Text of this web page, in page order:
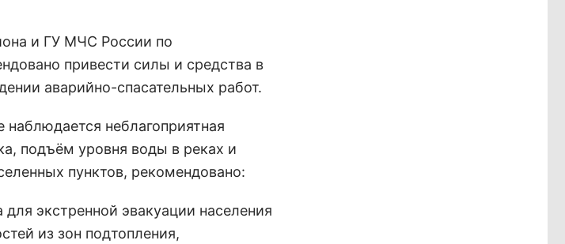
и ГУ МЧС России по
привести силы и средства в
аварийно-спасательных работ.
наблюдается неблагоприятная
подъём уровня воды в реках и
пунктов, рекомендовано:
для экстренной эвакуации населения
из зон подтопления,